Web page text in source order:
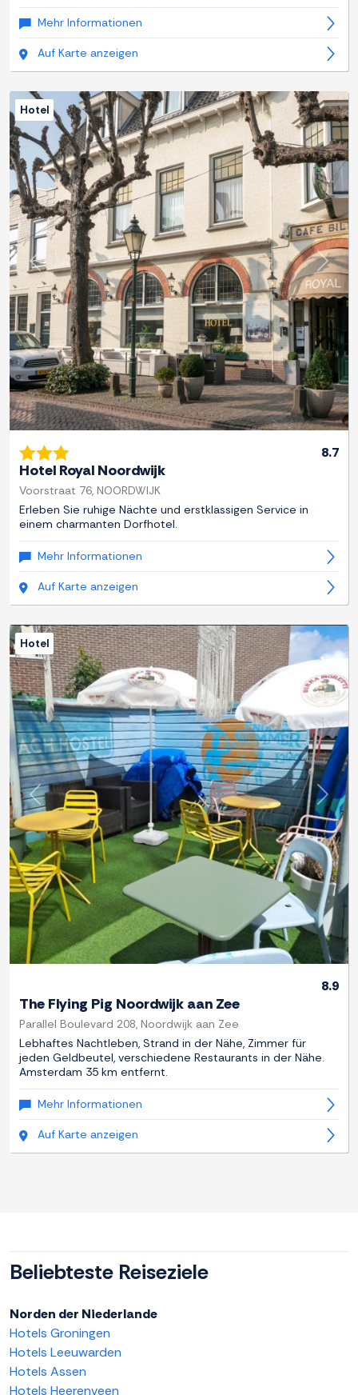
Mehr Informationen
Auf Karte anzeigen
Zurück
Hotel
8.7
Hotel Royal Noordwijk
Voorstraat 76, NOORDWIJK
Erleben Sie ruhige Nächte und erstklassigen Service in
einem charmanten Dorfhotel.
Mehr Informationen
Auf Karte anzeigen
Zurück
Hotel
8.9
The Flying Pig Noordwijk aan Zee
Parallel Boulevard 208, Noordwijk aan Zee
Lebhaftes Nachtleben, Strand in der Nähe, Zimmer für
jeden Geldbeutel, verschiedene Restaurants in der Nähe.
Amsterdam 35 km entfernt.
Mehr Informationen
Auf Karte anzeigen
Beliebteste Reiseziele
Norden der Niederlande
Hotels Groningen
Hotels Leeuwarden
Hotels Assen
Hotels Heerenveen